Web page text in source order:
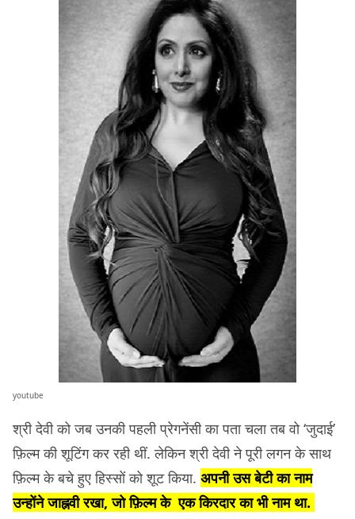
youtube
श्री देवी को जब उनकी पहली प्रेगनेंसी का पता चला तब वो ‘जुदाई’
फ़िल्म की शूटिंग कर रही थीं. लेकिन श्री देवी ने पूरी लगन के साथ
फ़िल्म के बचे हुए हिस्सों को शूट किया. अपनी उस बेटी का नाम
उन्होंने जाह्नवी रखा, जो फ़िल्म के एक किरदार का भी नाम था.